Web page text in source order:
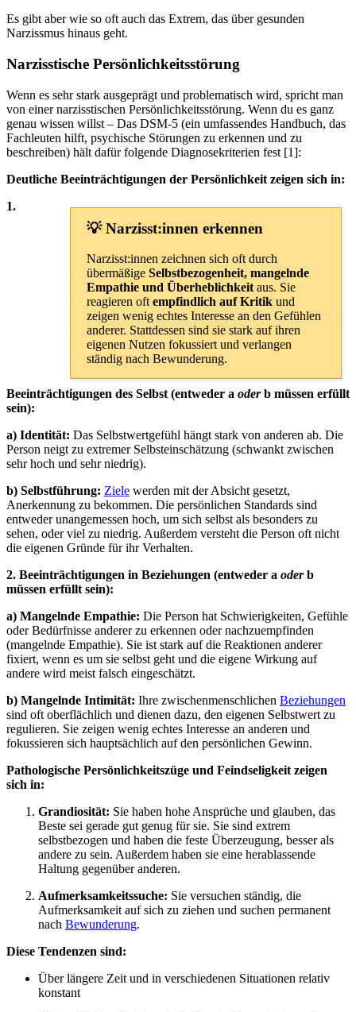
Es gibt aber wie so oft auch das Extrem, das über gesunden
Narzissmus hinaus geht.
Narzisstische Persönlichkeitsstörung
Wenn es sehr stark ausgeprägt und problematisch wird, spricht man
von einer narzisstischen Persönlichkeitsstörung. Wenn du es ganz
genau wissen willst – Das DSM-5 (ein umfassendes Handbuch, das
Fachleuten hilft, psychische Störungen zu erkennen und zu
beschreiben) hält dafür folgende Diagnosekriterien fest [1]:
Deutliche Beeinträchtigungen der Persönlichkeit zeigen sich in:
💡 Narzisst:innen erkennen
Narzisst:innen zeichnen sich oft durch
übermäßige Selbstbezogenheit, mangelnde
Empathie und Überheblichkeit aus. Sie
reagieren oft empfindlich auf Kritik und
zeigen wenig echtes Interesse an den Gefühlen
anderer. Stattdessen sind sie stark auf ihren
eigenen Nutzen fokussiert und verlangen
ständig nach Bewunderung.
1.
Beeinträchtigungen des Selbst (entweder a oderb müssen erfüllt
sein):
a) Identität: Das Selbstwertgefühl hängt stark von anderen ab. Die
Person neigt zu extremer Selbsteinschätzung (schwankt zwischen
sehr hoch und sehr niedrig).
b) Selbstführung: Ziele werden mit der Absicht gesetzt,
Anerkennung zu bekommen. Die persönlichen Standards sind
entweder unangemessen hoch, um sich selbst als besonders zu
sehen, oder viel zu niedrig. Außerdem versteht die Person oft nicht
die eigenen Gründe für ihr Verhalten.
2. Beeinträchtigungen in Beziehungen (entweder a oderb
müssen erfüllt sein):
a) Mangelnde Empathie: Die Person hat Schwierigkeiten, Gefühle
oder Bedürfnisse anderer zu erkennen oder nachzuempfinden
(mangelnde Empathie). Sie ist stark auf die Reaktionen anderer
fixiert, wenn es um sie selbst geht und die eigene Wirkung auf
andere wird meist falsch eingeschätzt.
b) Mangelnde Intimität: Ihre zwischenmenschlichen Beziehungen
sind oft oberflächlich und dienen dazu, den eigenen Selbstwert zu
regulieren. Sie zeigen wenig echtes Interesse an anderen und
fokussieren sich hauptsächlich auf den persönlichen Gewinn.
Pathologische Persönlichkeitszüge und Feindseligkeit zeigen
sich in:
Grandiosität: Sie haben hohe Ansprüche und glauben, das
Beste sei gerade gut genug für sie. Sie sind extrem
selbstbezogen und haben die feste Überzeugung, besser als
andere zu sein. Außerdem haben sie eine herablassende
Haltung gegenüber anderen.
Aufmerksamkeitssuche: Sie versuchen ständig, die
Aufmerksamkeit auf sich zu ziehen und suchen permanent
nach Bewunderung.
Diese Tendenzen sind:
Über längere Zeit und in verschiedenen Situationen relativ
konstant